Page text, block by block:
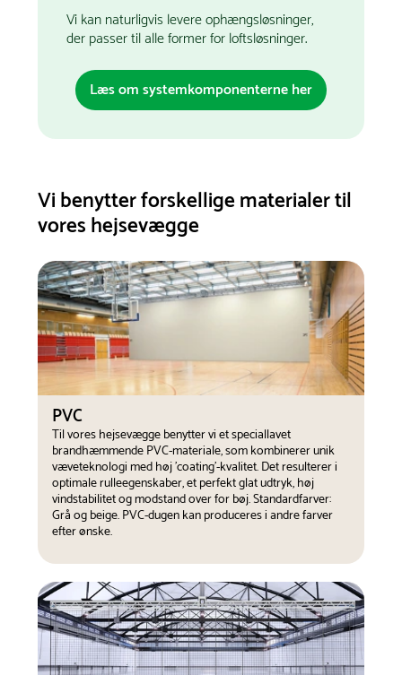
Vi kan naturligvis levere ophængsløsninger,
der passer til alle former for loftsløsninger.
Læs om systemkomponenterne her
Vi benytter forskellige materialer til
vores hejsevægge
PVC
Til vores hejsevægge benytter vi et speciallavet
brandhæmmende PVC-materiale, som kombinerer unik
væveteknologi med høj 'coating'-kvalitet. Det resulterer i
optimale rulleegenskaber, et perfekt glat udtryk, høj
vindstabilitet og modstand over for bøj. Standardfarver:
Grå og beige. PVC-dugen kan produceres i andre farver
efter ønske.